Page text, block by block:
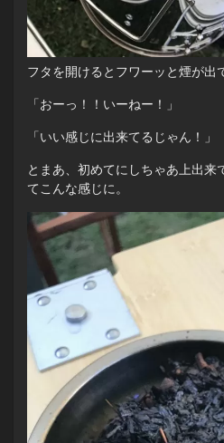
フタを開けるとフワーッと煙が出
「おーっ！！いーねー！」
「いい感じに出来てるじゃん！」
とまあ、初めてにしちゃあ上出来
てこんな感じに。